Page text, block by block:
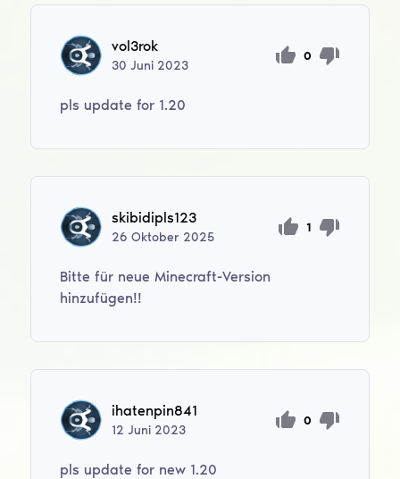
vol3rok
30Juni 2023
0
pls update for 1.20
skibidipls123
26Oktober 2025
1
Bitte für neue Minecraft-Version
hinzufügen!!
ihatenpin841
12Juni 2023
0
pls update for new 1.20